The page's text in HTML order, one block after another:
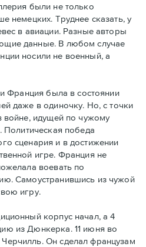
были не только
немецких. Труднее сказать, у
в авиации. Разные авторы
данные. В любом случае
носили не военный, а
Франция была в состоянии
даже в одиночку. Но, с точки
войне, идущей по чужому
Политическая победа
сценария и в достижении
игре. Франция не
воевать по
Самоустранившись из чужой
игру.
корпус начал, а 4
из Дюнкерка. 11 июня во
Он сделал французам